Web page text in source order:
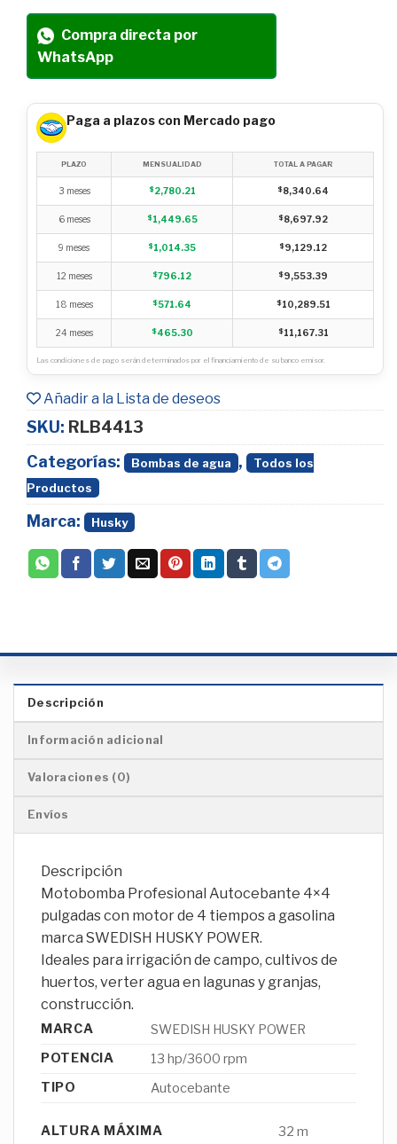
Compra directa por
WhatsApp
Paga a plazos con Mercado pago
PLAZO MENSUALIDAD TOTAL A PAGAR
3 meses $2,780.21 $8,340.64
6 meses $1,449.65 $8,697.92
9 meses $1,014.35 $9,129.12
12 meses $796.12 $9,553.39
18 meses $571.64 $10,289.51
24 meses $465.30 $11,167.31
Las condiciones de pago serán determinados por el financiamiento de su banco emisor.
Añadir a la Lista de deseos
SKU: RLB4413
Categorías:
Bombas de agua ,
Todos los
Productos
Marca: Husky
Descripción
Información adicional
Valoraciones (0)
Envíos
Descripción
Motobomba Profesional Autocebante 4×4
pulgadas con motor de 4 tiempos a gasolina
marca SWEDISH HUSKY POWER.
Ideales para irrigación de campo, cultivos de
huertos, verter agua en lagunas y granjas,
construcción.
MARCA
SWEDISH HUSKY POWER
POTENCIA
13 hp/3600 rpm
TIPO
Autocebante
ALTURA MÁXIMA 32 m